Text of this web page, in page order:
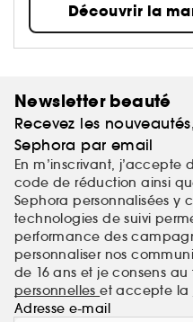
Découvrez le
futuristes, des produits
hybrides enrichies en
Vegan et sans cruauté,
Découvrir la
Newsletter beauté
Recevez les
Sephora par email
En m’inscrivant,
code de réduction ainsi
Sephora personnalisées y
technologies de suivi
performance des
personnaliser nos
de 16 ans et je consens
personnelleset accepte la
Adresse e-mail